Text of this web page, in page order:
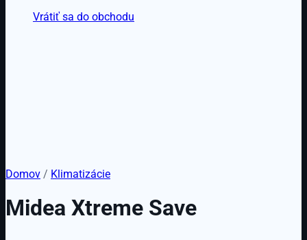
Vrátiť sa do obchodu
Domov / Klimatizácie
Midea Xtreme Save